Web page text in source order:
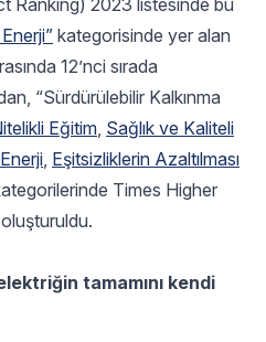
Ranking) 2023 listesinde bu
kategorisinde yer alan
12’nci sırada
“Sürdürülebilir Kalkınma
Eğitim, Sağlık ve Kaliteli
, Eşitsizliklerin Azaltılması
Times Higher
tamamını kendi